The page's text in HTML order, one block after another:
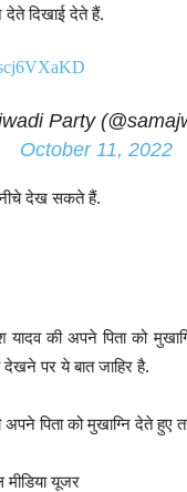
दिखाई देते हैं.
Party
October 11, 2022
नीचे देख सकते हैं.
की अपने पिता को
पर ये बात जाहिर है.
पिता को मुखाग्नि देते हुए
मीडिया यूजर